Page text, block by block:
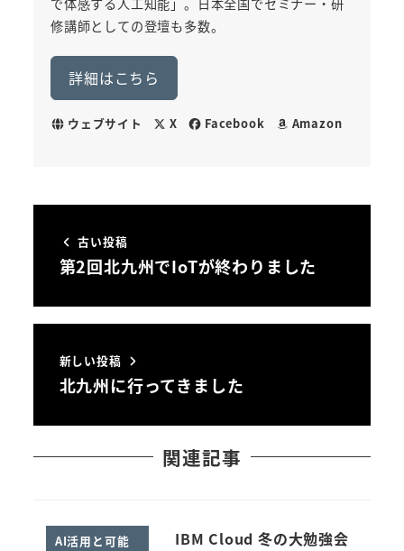
で体感する人工知能」。日本全国でセミナー・研
修講師としての登壇も多数。
詳細はこちら
ウェブサイト X Facebook Amazon
古い投稿
第2回北九州でIoTが終わりました
新しい投稿
北九州に行ってきました
関連記事
AI活用と可能
IBM Cloud 冬の大勉強会